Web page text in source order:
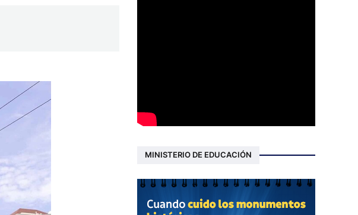
MINISTERIO DE EDUCACIÓN